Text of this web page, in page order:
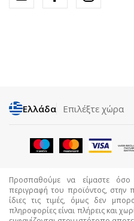
Ελλάδα Επιλέξτε χώρα
Προσπαθούμε να είμαστε όσο
περιγραφή του προϊόντος, στην
ίδιες τις τιμές, όμως δεν
πληροφορίες είναι πλήρεις και